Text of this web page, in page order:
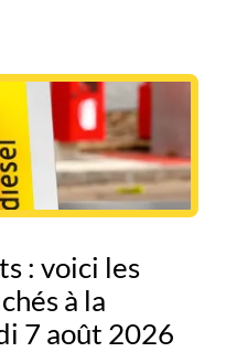
: voici les
à la
7 août 2026